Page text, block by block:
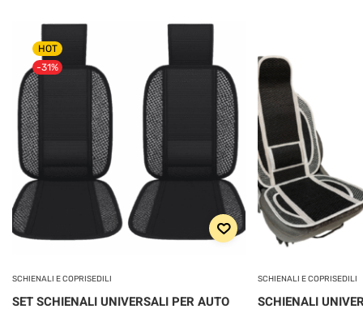
HOT
-31%
SCHIENALI E COPRISEDILI
SET SCHIENALI UNIVERSALI PER AUTO
SCHIENALI E COPRISEDILI
SCHIENALI